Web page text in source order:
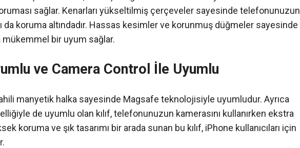
sağlar. Kenarları yükseltilmiş çerçeveler sayesinde telefonunuzun
da koruma altındadır. Hassas kesimler ve korunmuş düğmeler sayesinde
mükemmel bir uyum sağlar.
ve Camera Control İle Uyumlu
manyetik halka sayesinde Magsafe teknolojisiyle uyumludur. Ayrıca
de uyumlu olan kılıf, telefonunuzun kamerasını kullanırken ekstra
koruma ve şık tasarımı bir arada sunan bu kılıf, iPhone kullanıcıları için